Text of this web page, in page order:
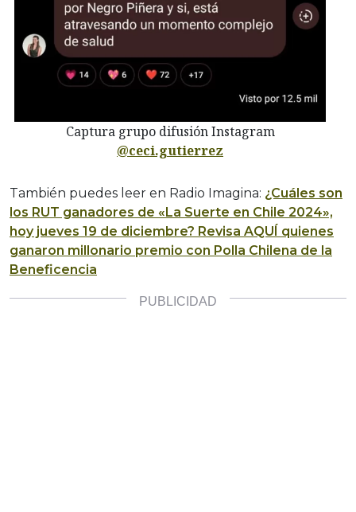
Captura grupo difusión Instagram
@ceci.gutierrez
También puedes leer en Radio Imagina: ¿Cuáles son
los RUT ganadores de «La Suerte en Chile 2024»,
hoy jueves 19 de diciembre? Revisa AQUÍ quienes
ganaron millonario premio con Polla Chilena de la
Beneficencia